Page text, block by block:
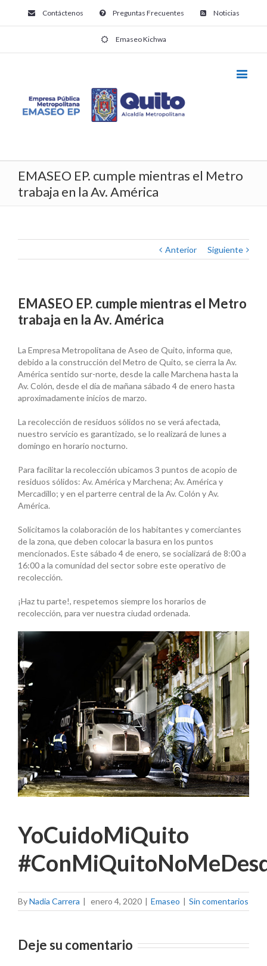
Contáctenos Preguntas Frecuentes Noticias
Emaseo Kichwa
EMASEO EP. cumple mientras el Metro
trabaja en la Av. América
Anterior Siguiente
EMASEO EP. cumple mientras el Metro
trabaja en la Av. América
La Empresa Metropolitana de Aseo de Quito, informa que,
debido a la construcción del Metro de Quito, se cierra la Av.
América sentido sur-norte, desde la calle Marchena hasta la
Av. Colón, desde el día de mañana sábado 4 de enero hasta
aproximadamente inicios de marzo.
La recolección de residuos sólidos no se verá afectada,
nuestro servicio es garantizado, se lo realizará de lunes a
domingo en horario nocturno.
Para facilitar la recolección ubicamos 3 puntos de acopio de
residuos sólidos: Av. América y Marchena; Av. América y
Mercadillo; y en el parterre central de la Av. Colón y Av.
América.
Solicitamos la colaboración de los habitantes y comerciantes
de la zona, que deben colocar la basura en los puntos
mencionados. Este sábado 4 de enero, se socializará de 8:00 a
16:00 a la comunidad del sector sobre este operativo de
recolección.
¡Haz tu parte!, respetemos siempre los horarios de
recolección, para ver nuestra ciudad ordenada.
YoCuidoMiQuito
ByNadia Carrera | enero 4, 2020 | Emaseo | Sin comentarios
Deje su comentario